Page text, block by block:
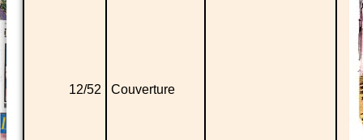
12/52 Couverture